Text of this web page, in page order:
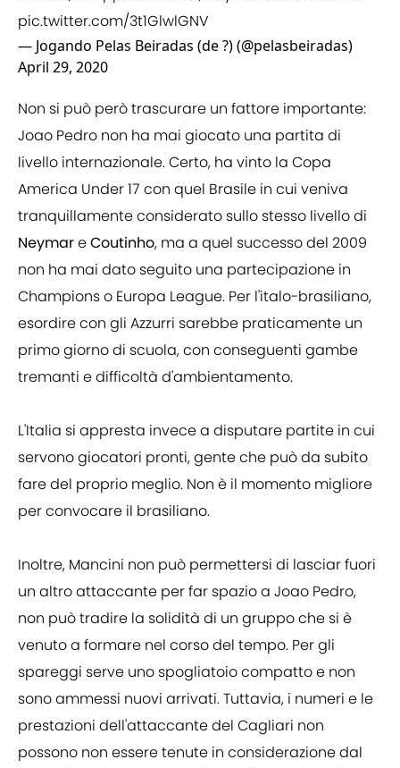
pic.twitter.com/3t1GlwlGNV
— Jogando Pelas Beiradas (de ?) (@pelasbeiradas)
April 29, 2020
Non si può però trascurare un fattore importante:
Joao Pedro non ha mai giocato una partita di
livello internazionale. Certo, ha vinto la Copa
America Under 17 con quel Brasile in cui veniva
tranquillamente considerato sullo stesso livello di
NeymareCoutinho, ma a quel successo del 2009
non ha mai dato seguito una partecipazione in
Champions o Europa League. Per l'italo-brasiliano,
esordire con gli Azzurri sarebbe praticamente un
primo giorno di scuola, con conseguenti gambe
tremanti e difficoltà d'ambientamento.
L'Italia si appresta invece a disputare partite in cui
servono giocatori pronti, gente che può da subito
fare del proprio meglio. Non è il momento migliore
per convocare il brasiliano.
Inoltre, Mancini non può permettersi di lasciar fuori
un altro attaccante per far spazio a Joao Pedro,
non può tradire la solidità di un gruppo che si è
venuto a formare nel corso del tempo. Per gli
spareggi serve uno spogliatoio compatto e non
sono ammessi nuovi arrivati. Tuttavia, i numeri e le
prestazioni dell'attaccante del Cagliari non
possono non essere tenute in considerazione dal